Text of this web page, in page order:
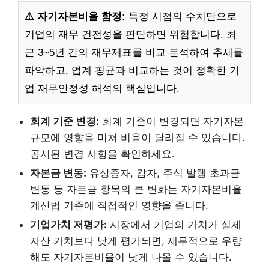
⚠️ 자기자본비율 함정: 특정 시점의 수치만으로
기업의 재무 건전성을 판단하면 위험합니다. 최
근 3~5년 간의 재무제표를 비교 분석하여 추세를
파악하고, 업계 평균과 비교하는 것이 정확한 기
업 재무안정성 해석의 핵심입니다.
회계 기준 변경: 회계 기준이 변경되면 자기자본
규모에 영향을 미쳐 비율이 달라질 수 있습니다.
공시된 변경 사항을 확인하세요.
자본금 변동: 유상증자, 감자, 주식 발행 초과금
변동 등 자본금 항목의 큰 변화는 자기자본비율
계산법 기준에 직접적인 영향을 줍니다.
기업가치 저평가: 시장에서 기업의 가치가 실제
자산 가치보다 낮게 평가되면, 재무적으로 우량
해도 자기자본비율이 낮게 나올 수 있습니다.